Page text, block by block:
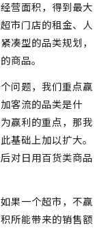
营面积，得到最大
市门店的租金、人
凑型的品类规划，
商品。
问题，我们重点赢
客流的品类是什
赢利的重点，那我
基础上加以扩大。
对日用百货类商品
果一个超市，不赢
所能带来的销售额